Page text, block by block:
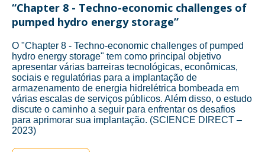
“Chapter 8 - Techno-economic challenges of
pumped hydro energy storage”
O "Chapter 8 - Techno-economic challenges of pumped
hydro energy storage" tem como principal objetivo
apresentar várias barreiras tecnológicas, econômicas,
sociais e regulatórias para a implantação de
armazenamento de energia hidrelétrica bombeada em
várias escalas de serviços públicos. Além disso, o estudo
discute o caminho a seguir para enfrentar os desafios
para aprimorar sua implantação. (SCIENCE DIRECT –
2023)